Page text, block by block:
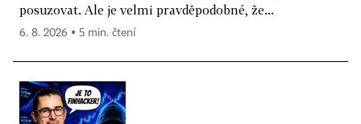
posuzovat. Ale je velmi pravděpodobné, že...
6. 8. 2026 ▪ 5 min. čtení